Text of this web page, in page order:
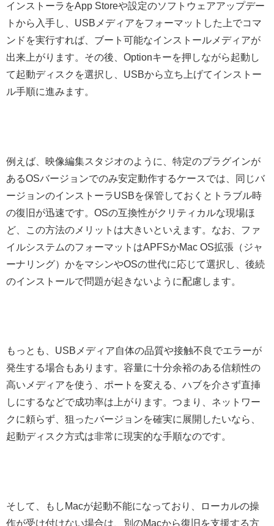
インストーラをApp Storeや設定のソフトウェアアップデー
トから入手し、USBメディアをフォーマットした上でコマ
ンドを実行すれば、ブート可能なインストールメディアが
出来上がります。その後、Optionキーを押しながら起動し
て起動ディスクを選択し、USBから立ち上げてインストー
ル手順に進みます。
例えば、映像編集スタジオのように、特定のプラグインが
あるOSバージョンでのみ安定動作するケースでは、同じバ
ージョンのインストーラUSBを保管しておくとトラブル時
の復旧が迅速です。OSの互換性がクリティカルな現場ほ
ど、この方法のメリットは大きいといえます。なお、ファ
イルシステムのフォーマットはAPFSかMac OS拡張（ジャ
ーナリング）かをマシンやOSの世代に応じて選択し、後続
のインストールで問題が起きないように配慮します。
もっとも、USBメディア自体の品質や接触不良でエラーが
発生する場合もあります。容量に十分余裕のある信頼性の
高いメディアを使う、ポートを変える、ハブを介さず直挿
しにするなどで成功率は上がります。つまり、ネットワー
クに頼らず、狙ったバージョンを確実に展開したいなら、
起動ディスク方式は非常に現実的な手順なのです。
そして、もしMacが起動不能になっており、ローカルの操
作が受け付けない場合は、別のMacから復旧を支援する方